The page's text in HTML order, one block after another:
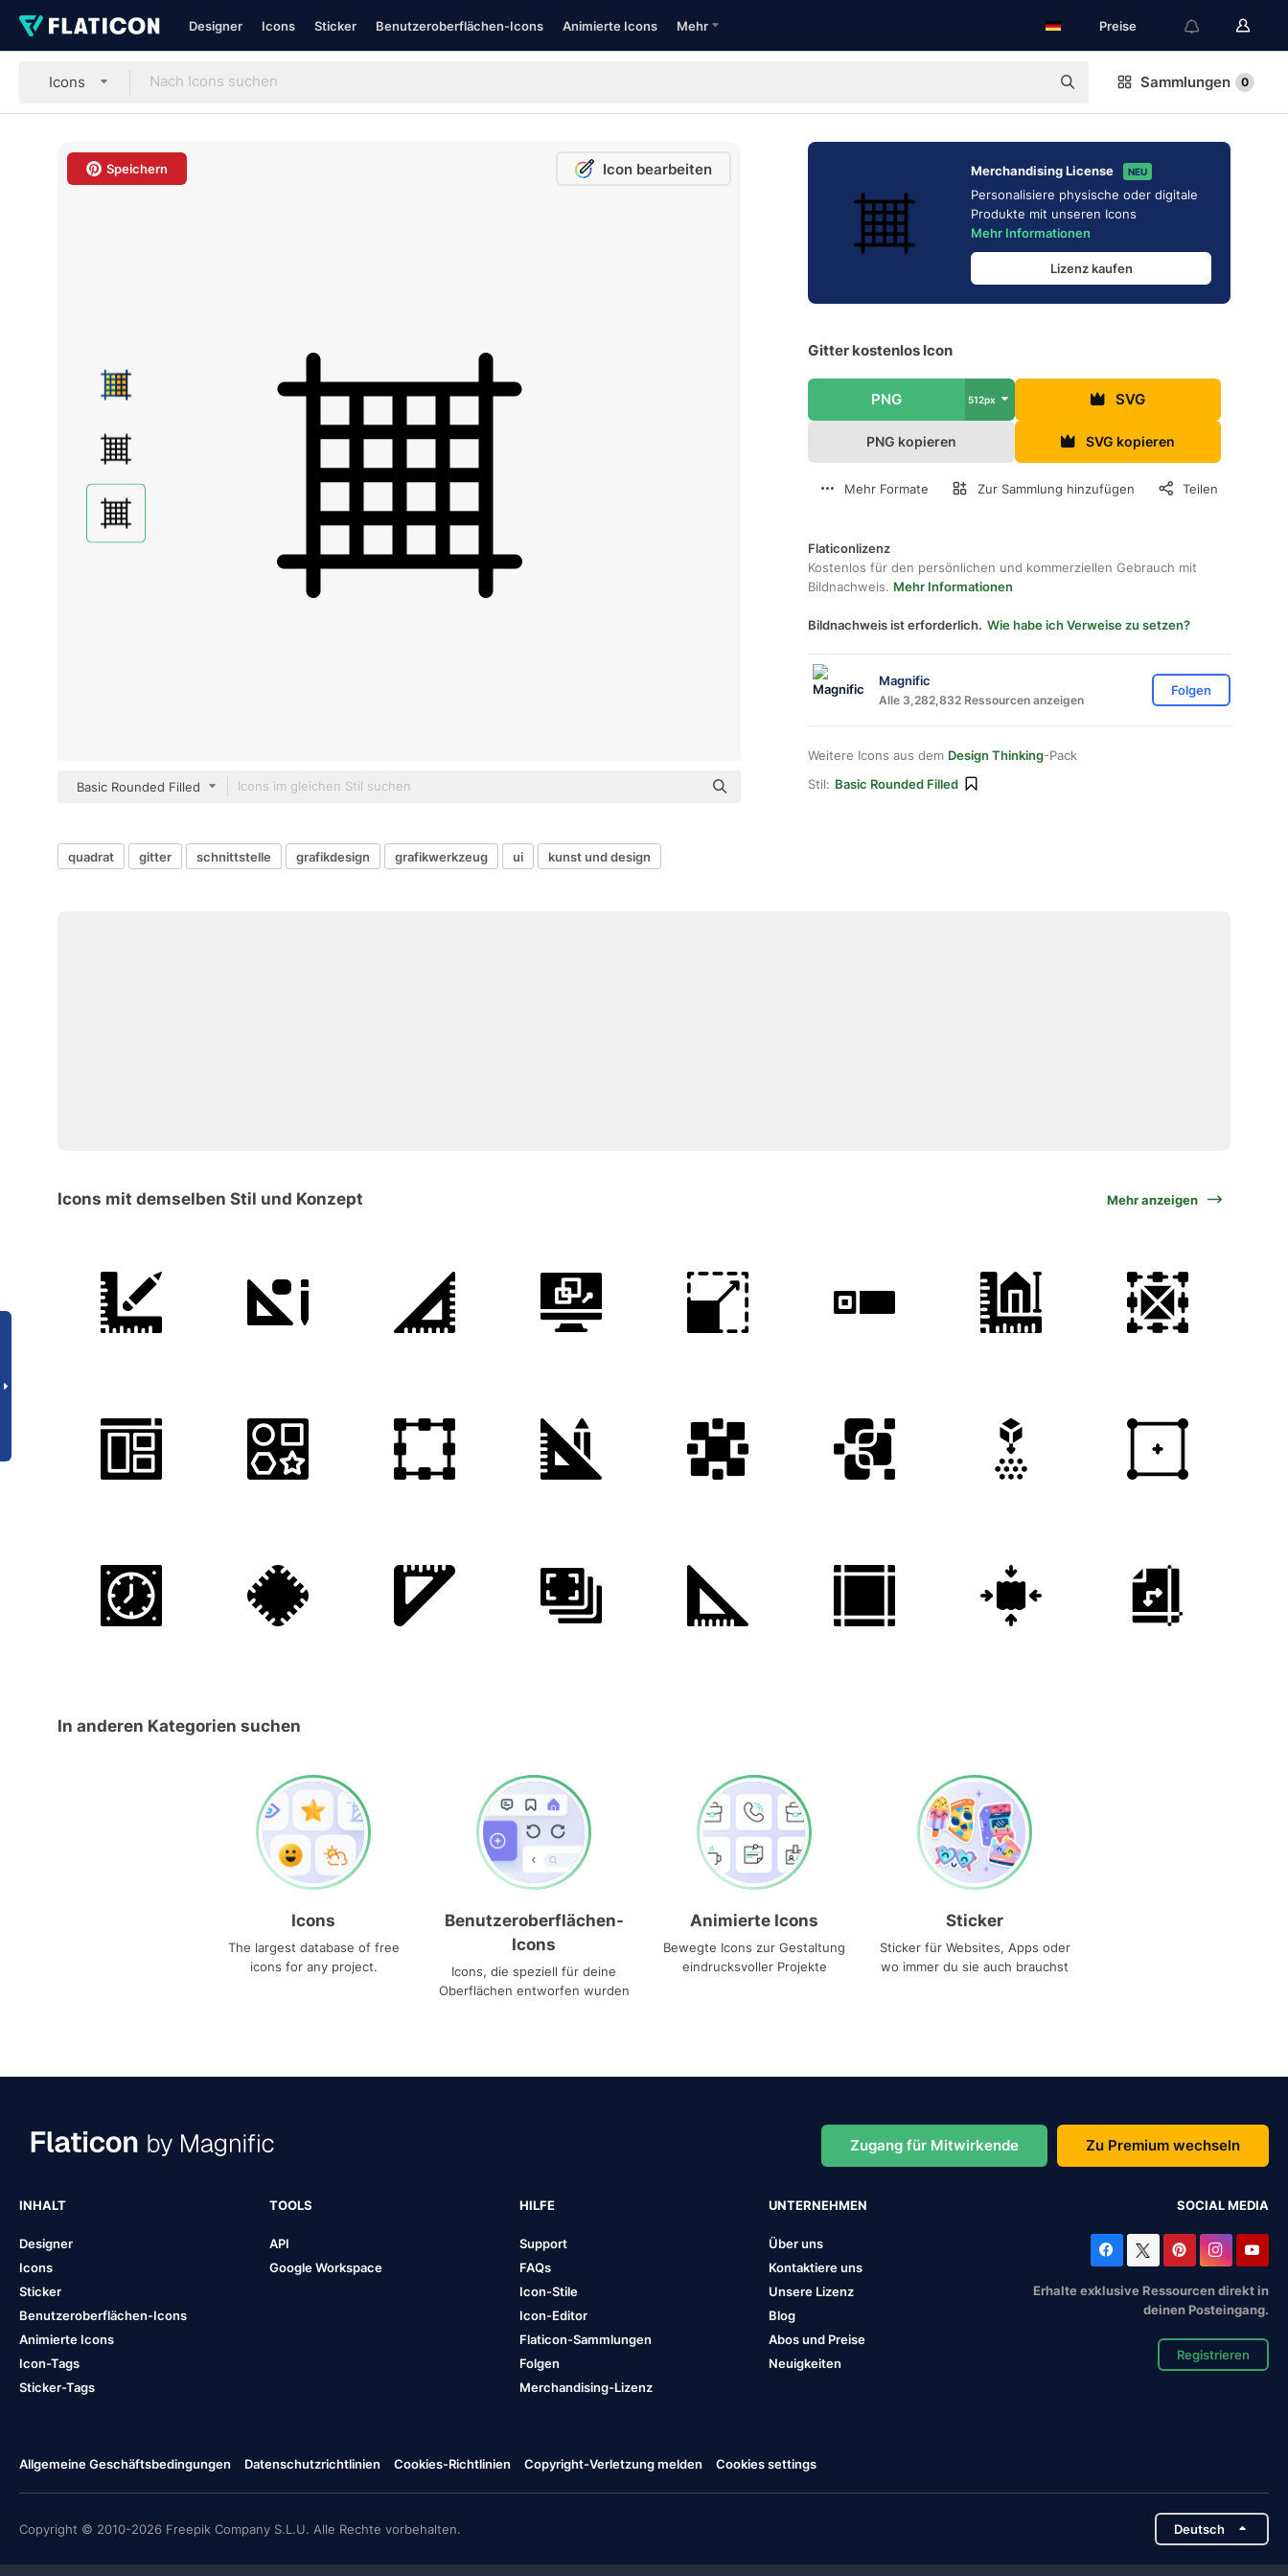
Designer Icons Sticker Benutzeroberflächen-Icons Animierte Icons Mehr Preise
Icons Sammlungen 0
Speichern Icon bearbeiten
Basic Rounded Filled
Merchandising License NEU
Personalisiere physische oder digitale
Produkte mit unseren Icons
Mehr Informationen
Lizenz kaufen
Gitter kostenlos Icon
PNG 512px SVG
PNG kopieren SVG kopieren
Mehr Formate Zur Sammlung hinzufügen Teilen
Flaticonlizenz
Kostenlos für den persönlichen und kommerziellen Gebrauch mit
Bildnachweis. Mehr Informationen
Bildnachweis ist erforderlich. Wie habe ich Verweise zu setzen?
Magnific
Alle 3,282,832 Ressourcen anzeigen
Folgen
Weitere Icons aus dem Design Thinking-Pack
Stil: Basic Rounded Filled
quadrat gitter schnittstelle grafikdesign grafikwerkzeug ui kunst und design
Icons mit demselben Stil und Konzept Mehr anzeigen
In anderen Kategorien suchen
Icons
The largest database of free
icons for any project.
Benutzeroberflächen-
Icons
Icons, die speziell für deine
Oberflächen entworfen wurden
Animierte Icons
Bewegte Icons zur Gestaltung
eindrucksvoller Projekte
Sticker
Sticker für Websites, Apps oder
wo immer du sie auch brauchst
Zugang für Mitwirkende Zu Premium wechseln
INHALT
Designer
Icons
Sticker
Benutzeroberflächen-Icons
Animierte Icons
Icon-Tags
Sticker-Tags
TOOLS
API
Google Workspace
HILFE
Support
FAQs
Icon-Stile
Icon-Editor
Flaticon-Sammlungen
Folgen
Merchandising-Lizenz
UNTERNEHMEN
Über uns
Kontaktiere uns
Unsere Lizenz
Blog
Abos und Preise
Neuigkeiten
SOCIAL MEDIA
Erhalte exklusive Ressourcen direkt in
deinen Posteingang.
Registrieren
Allgemeine Geschäftsbedingungen Datenschutzrichtlinien Cookies-Richtlinien Copyright-Verletzung melden Cookies settings
Copyright © 2010-2026 Freepik Company S.L.U. Alle Rechte vorbehalten. Deutsch